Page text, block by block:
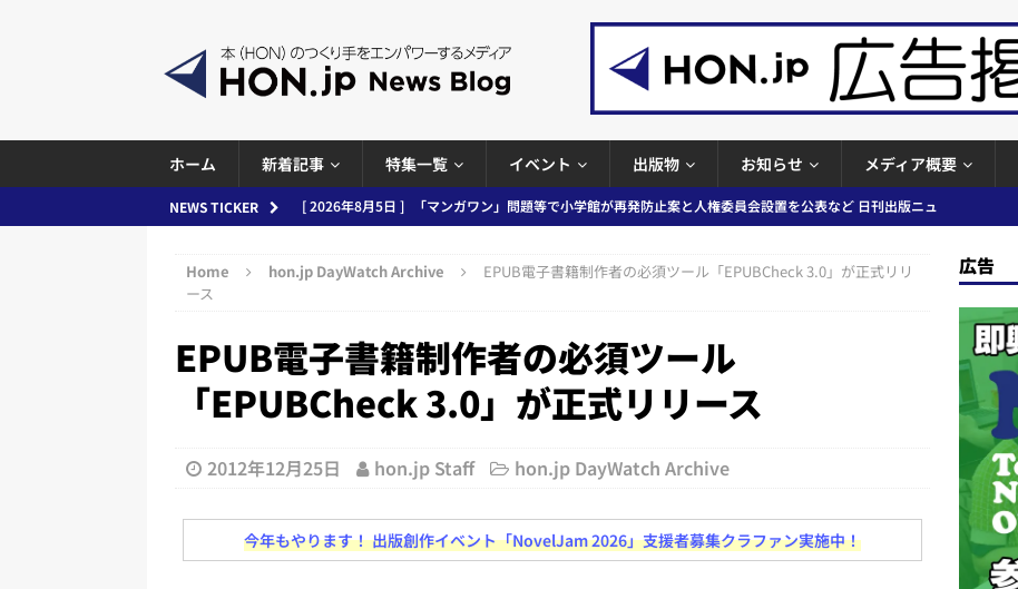
ホーム 新着記事 特集一覧 イベント 出版物 お知らせ メディア概要
NEWS TICKER [ 2026年8月5日 ]
「マンガワン」問題等で小学館が再発防止案と人権委員会設置を公表など 日刊出版ニュ
[ 2026年8月4日 ] 小学館「マンガワン」問題の第三者委員会調査報告書を公開など 日刊出版ニュースまと
[ 2026年8月3日 ] 「講談社、著者向けポータルサイト提供開始」「EUが生成AIコンテンツの識別表示を義
務化」など、週刊出版ニュースまとめ＆コラム #726（2026年7月26日～8月1日）
[ 2026年8月2日 ] EUが生成AIコンテンツの識別表示を義務化など 日刊出版ニュースまとめ 2026.08.02
[ 2026年8月1日 ] 文科省、プログラミング教育にAI活用方針など 日刊出版ニュースまとめ 2026.08.01
Home hon.jp DayWatch Archive
EPUB電子書籍制作者の必須ツール「EPUBCheck 3.0」が正式リリ
ース
EPUB電子書籍制作者の必須ツール
「EPUBCheck 3.0」が正式リリース
2012年12月25日 hon.jp Staff hon.jp DayWatch Archive
今年もやります！ 出版創作イベント「NovelJam 2026」支援者募集クラファン実施中！
広告